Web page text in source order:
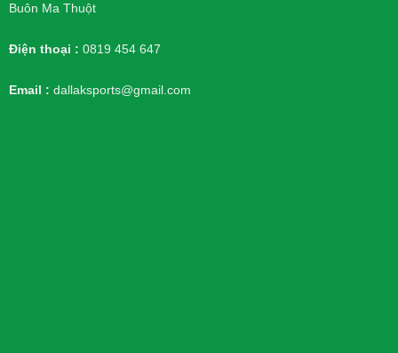
Buôn Ma Thuột
Điện thoại : 0819 454 647
Email : dallaksports@gmail.com